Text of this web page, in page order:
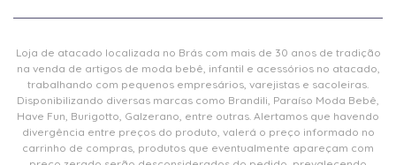
Loja de atacado localizada no Brás com mais de 30 anos de tradição
na venda de artigos de moda bebê, infantil e acessórios no atacado,
trabalhando com pequenos empresários, varejistas e sacoleiras.
Disponibilizando diversas marcas como Brandili, Paraíso Moda Bebê,
Have Fun, Burigotto, Galzerano, entre outras. Alertamos que havendo
divergência entre preços do produto, valerá o preço informado no
carrinho de compras, produtos que eventualmente apareçam com